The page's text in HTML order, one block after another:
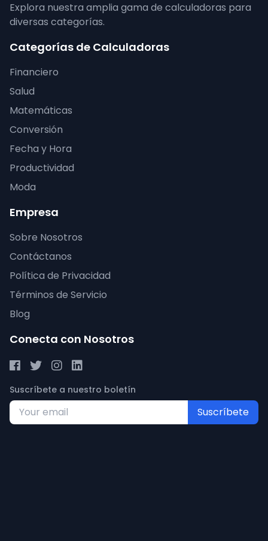
Explora nuestra amplia gama de calculadoras para
diversas categorías.
Categorías de Calculadoras
Financiero
Salud
Matemáticas
Conversión
Fecha y Hora
Productividad
Moda
Empresa
Sobre Nosotros
Contáctanos
Política de Privacidad
Términos de Servicio
Blog
Conecta con Nosotros
Suscríbete a nuestro boletín
Suscríbete